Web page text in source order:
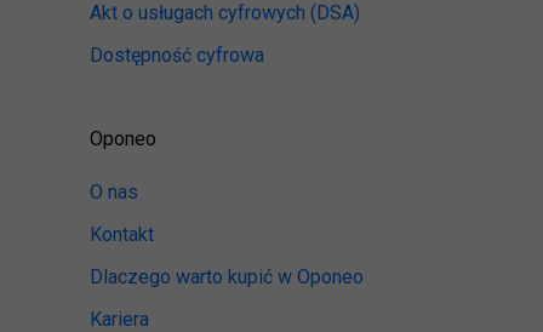
Akt o usługach cyfrowych (DSA)
Dostępność cyfrowa
Oponeo
O nas
Kontakt
Dlaczego warto kupić w Oponeo
Kariera